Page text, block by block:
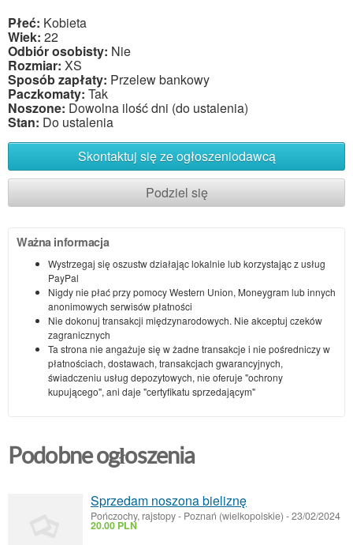
Płeć: Kobieta
Wiek: 22
Odbiór osobisty: Nie
Rozmiar: XS
Sposób zapłaty: Przelew bankowy
Paczkomaty: Tak
Noszone: Dowolna ilość dni (do ustalenia)
Stan: Do ustalenia
Skontaktuj się ze ogłoszeniodawcą
Podziel się
Ważna informacja
Wystrzegaj się oszustw działając lokalnie lub korzystając z usług
PayPal
Nigdy nie płać przy pomocy Western Union, Moneygram lub innych
anonimowych serwisów płatności
Nie dokonuj transakcji międzynarodowych. Nie akceptuj czeków
zagranicznych
Ta strona nie angażuje się w żadne transakcje i nie pośredniczy w
płatnościach, dostawach, transakcjach gwarancyjnych,
świadczeniu usług depozytowych, nie oferuje "ochrony
kupującego", ani daje "certyfikatu sprzedającym"
Podobne ogłoszenia
Sprzedam noszona bieliznę
Pończochy, rajstopy- Poznań (wielkopolskie) -23/02/2024
20.00 PLN